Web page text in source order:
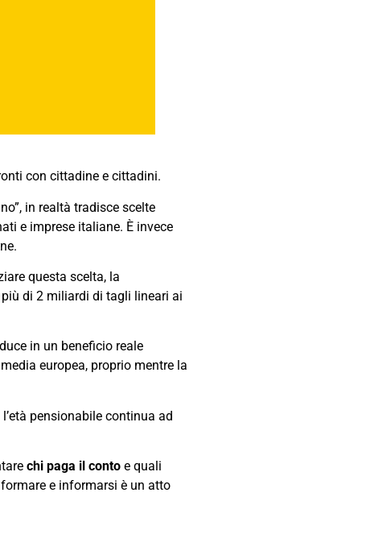
con cittadine e cittadini.
in realtà tradisce scelte
e imprese italiane. È invece
questa scelta, la
di 2 miliardi di tagli lineari ai
in un beneficio reale
europea, proprio mentre la
pensionabile continua ad
chi paga il contoe quali
e informarsi è un atto